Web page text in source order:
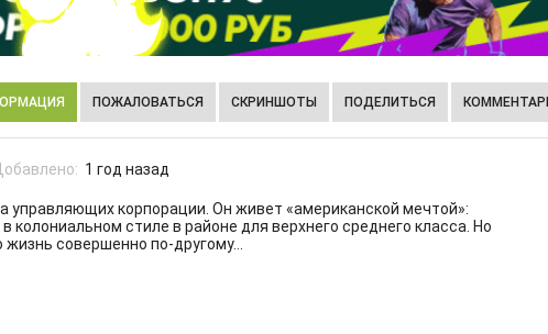
ПОЖАЛОВАТЬСЯ СКРИНШОТЫ ПОДЕЛИТЬСЯ
1 год назад
корпорации. Он живет «американской мечтой»:
колониальном стиле в районе для верхнего среднего класса. Но
совершенно по-другому…